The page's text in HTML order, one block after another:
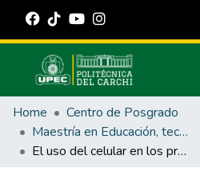
Communities & Collections
All of DSpace
Statistics
Home
Centro de Posgrado
Maestría en Educación, tecnología e innovación.
El uso del celular en los procesos de enseñanza aprendizaje